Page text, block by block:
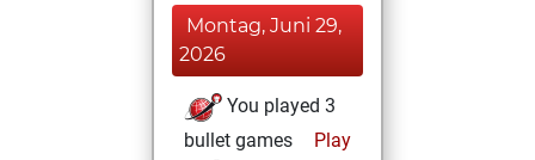
Montag, Juni 29,
2026
You played 3
bullet games
Play